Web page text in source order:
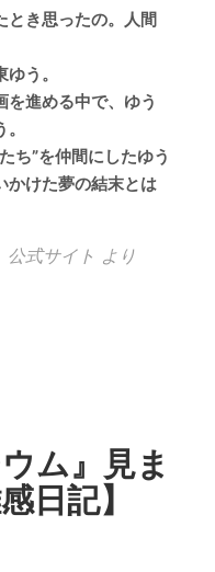
とき思ったの。人間
う。
を進める中で、ゆう
ち”を仲間にしたゆう
かけた夢の結末とは
公式サイト より
ム』見ま
日記】